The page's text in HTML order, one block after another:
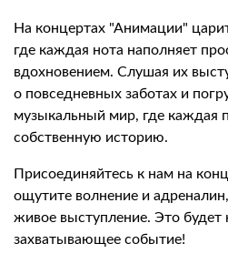
На концертах "Анимации"
где каждая нота наполняет
вдохновением. Слушая их
о повседневных заботах и
музыкальный мир, где каждая
собственную историю.
Присоединяйтесь к нам на
ощутите волнение и
живое выступление. Это будет
захватывающее событие!